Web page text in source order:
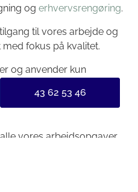
og erhvervsrengøring.
til vores arbejde og
fokus på kvalitet.
og anvender kun
og kan tilpasse vores
vores arbejdsopgaver.
43 62 53 46